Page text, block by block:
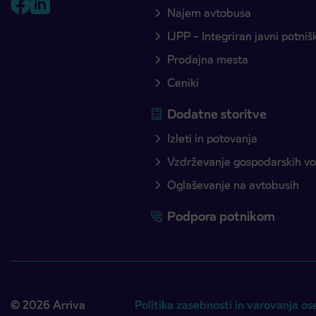
Najem avtobusa
IJPP – Integriran javni
Prodajna mesta
Ceniki
Dodatne storitve
Izleti in potovanja
Vzdrževanje gospodarskih
Oglaševanje na avtobusih
Podpora potnikom
© 2026 Arriva
Politika zasebnosti in varovanja